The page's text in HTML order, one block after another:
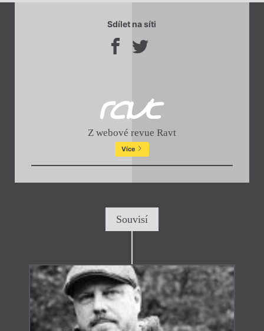
Sdílet na síti
Z webové revue Ravt
Více
Souvisí